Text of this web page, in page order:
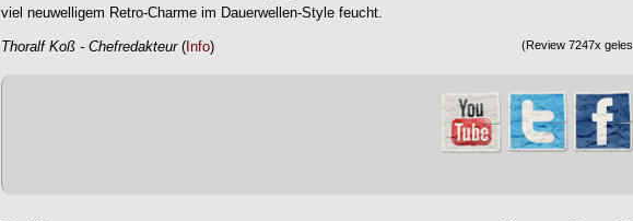
viel neuwelligem Retro-Charme im Dauerwellen-Style feucht.
Thoralf Koß - Chefredakteur( Info) (Review 7247x